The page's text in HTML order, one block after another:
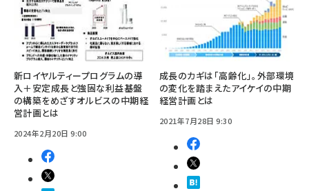
新ロイヤルティープログラムの導
入＋安定成長と強固な利益基盤
の構築をめざすオルビスの中期経
営計画とは
2024年2月20日 9:00
成長のカギは「高齢化」。外部環境
の変化を踏まえたアイケイの中期
経営計画とは
2021年7月28日 9:30